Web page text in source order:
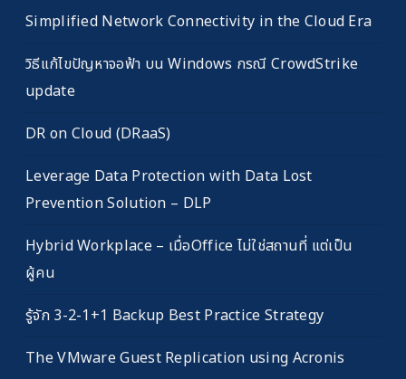
Simplified Network Connectivity in the Cloud Era
วิธีแก้ไขปัญหาจอฟ้า บน Windows กรณี CrowdStrike
update
DR on Cloud (DRaaS)
Leverage Data Protection with Data Lost
Prevention Solution – DLP
Hybrid Workplace – เมื่อOffice ไม่ใช่สถานที่ แต่เป็น
ผู้คน
รู้จัก 3-2-1+1 Backup Best Practice Strategy
The VMware Guest Replication using Acronis